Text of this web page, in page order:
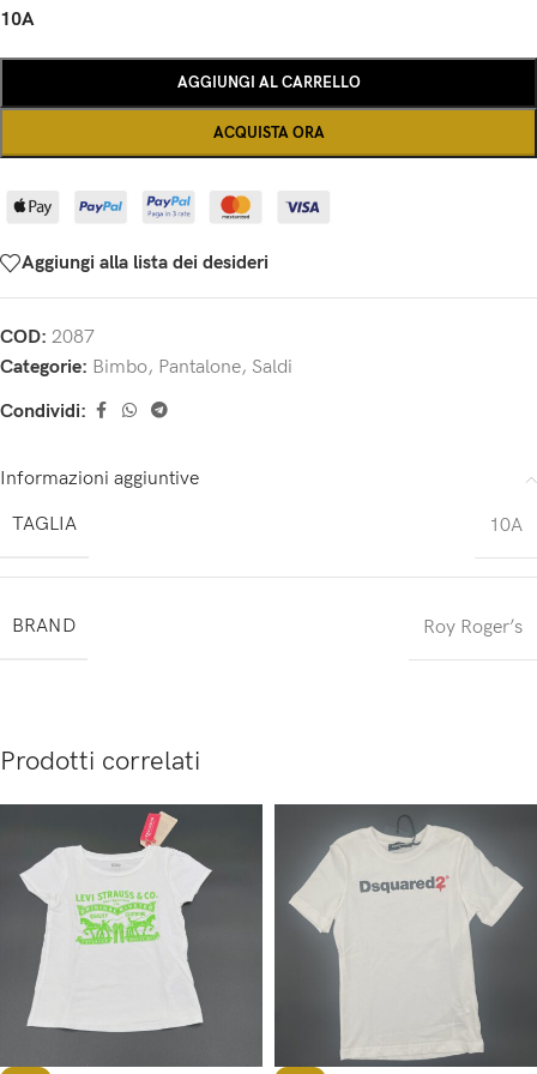
10A
AGGIUNGI AL CARRELLO
ACQUISTA ORA
Aggiungi alla lista dei desideri
COD: 2087
Categorie: Bimbo, Pantalone, Saldi
Condividi:
Informazioni aggiuntive
TAGLIA
10A
BRAND Roy Roger’s
Prodotti correlati